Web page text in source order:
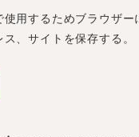
使用するためブラウザー
、サイトを保存する。